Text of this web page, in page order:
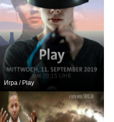
Игра / Play